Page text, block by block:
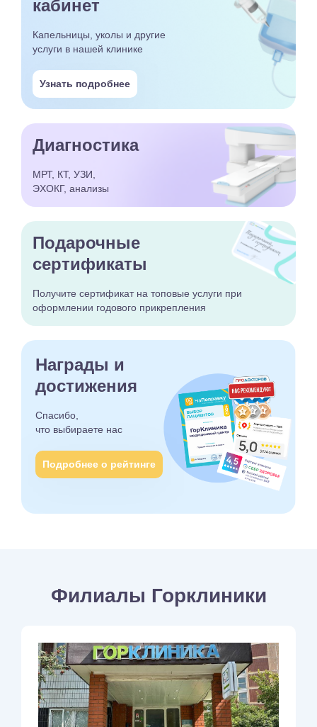
кабинет
Капельницы, уколы и другие
услуги в нашей клинике
Узнать подробнее
Диагностика
МРТ, КТ, УЗИ,
ЭХОКГ, анализы
Подарочные
сертификаты
Получите сертификатна топовые услуги при
оформлении годового прикрепления
Награды и
достижения
Спасибо,
что выбираете нас
Подробнее о рейтинге
Филиалы Горклиники